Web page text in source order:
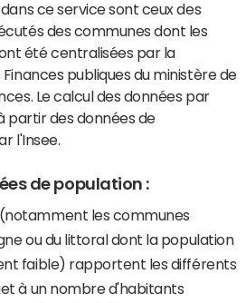
ce service sont ceux des
des communes dont les
été centralisées par la
publiques du ministère de
Le calcul des données par
partir des données de
l'Insee.
de population :
les communes
ou du littoral dont la population
faible) rapportent les différents
à un nombre d'habitants